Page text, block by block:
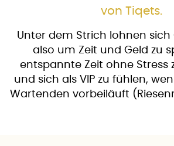
von Tiqets.
Unter dem Strich lohnen sich
also um Zeit und Geld zu
entspannte Zeit ohne Stress
und sich als VIP zu fühlen,
Wartenden vorbeiläuft